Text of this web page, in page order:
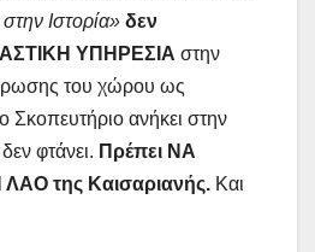
Ιστορία» δεν
ΥΠΗΡΕΣΙΑ στην
του χώρου ως
Σκοπευτήριο ανήκει στην
φτάνει. Πρέπει ΝΑ
της Καισαριανής. Και